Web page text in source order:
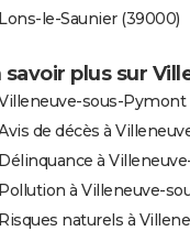
Lons-le-Saunier (39000)
savoir plus sur
sous-Pymont
de décès à
Délinquance à
Pollution à Villeneuve-
Risques naturels à